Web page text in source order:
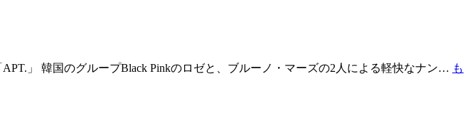
」 韓国のグループBlack Pinkのロゼと、ブルーノ・マーズの2人による軽快なナン… も